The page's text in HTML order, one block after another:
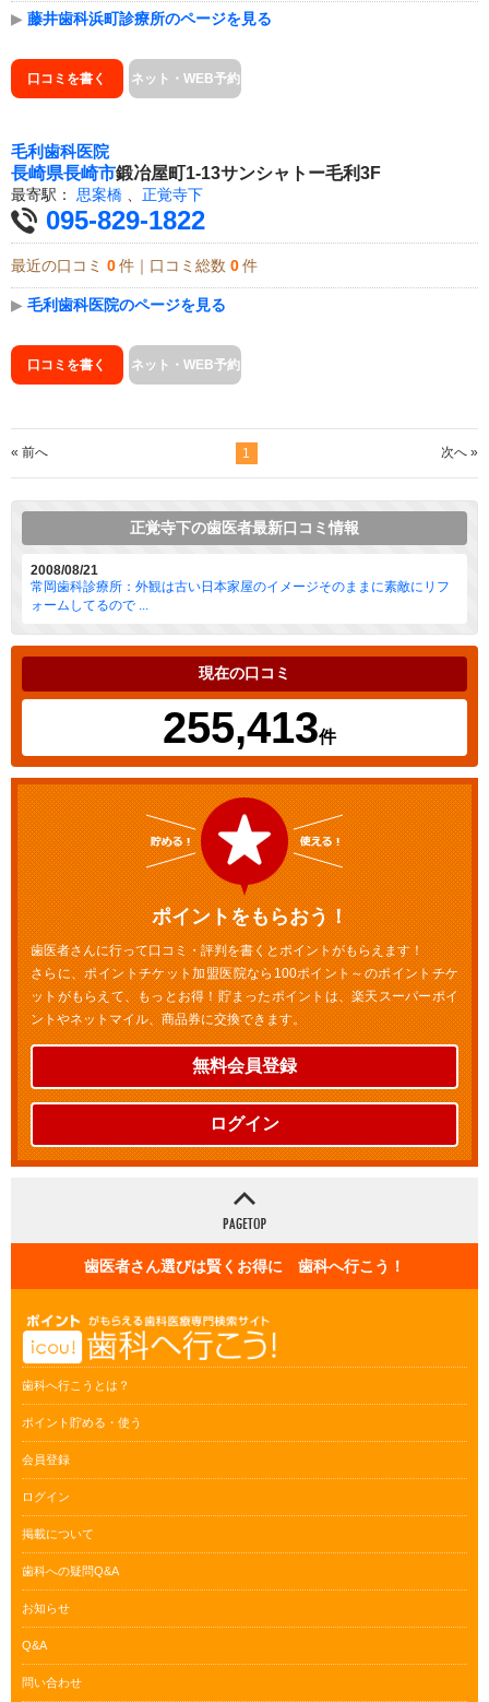
▶ 藤井歯科浜町診療所のページを見る
口コミを書く ネット・WEB予約
毛利歯科医院
長崎県長崎市鍛冶屋町1-13サンシャトー毛利3F
最寄駅： 思案橋 、 正覚寺下
095-829-1822
最近の口コミ 0 件｜口コミ総数 0 件
▶ 毛利歯科医院のページを見る
口コミを書く ネット・WEB予約
« 前へ 1 次へ »
正覚寺下の歯医者最新口コミ情報
2008/08/21
常岡歯科診療所：外観は古い日本家屋のイメージそのままに素敵にリフ
ォームしてるので ...
現在の口コミ
255,413件
ポイントをもらおう！
歯医者さんに行って口コミ・評判を書くとポイントがもらえます！
さらに、ポイントチケット加盟医院なら100ポイント～のポイントチケ
ットがもらえて、もっとお得！貯まったポイントは、楽天スーパーポイ
ントやネットマイル、商品券に交換できます。
無料会員登録
ログイン
歯医者さん選びは賢くお得に 歯科へ行こう！
歯科へ行こうとは？
ポイント貯める・使う
会員登録
ログイン
掲載について
歯科への疑問Q&A
お知らせ
Q&A
問い合わせ